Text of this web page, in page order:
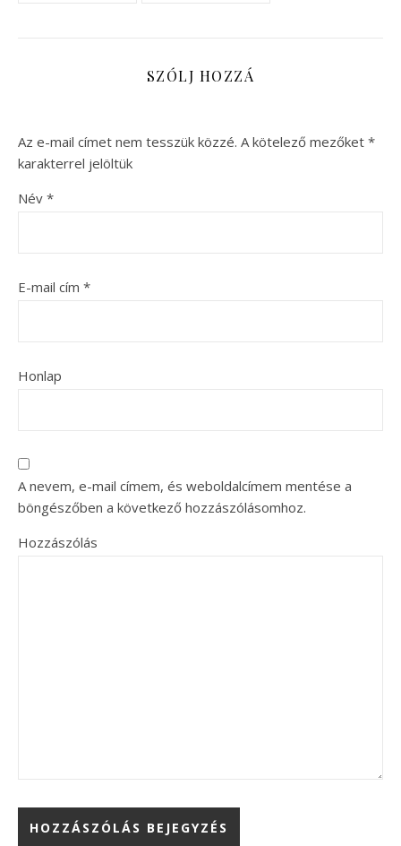
SZÓLJ HOZZÁ
Az e-mail címet nem tesszük közzé. A kötelező mezőket *
karakterrel jelöltük
Név *
E-mail cím *
Honlap
A nevem, e-mail címem, és weboldalcímem mentése a
böngészőben a következő hozzászólásomhoz.
Hozzászólás